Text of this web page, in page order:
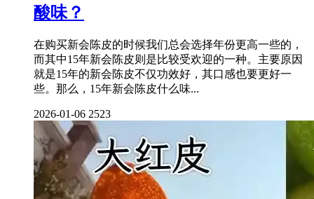
酸味？
在购买新会陈皮的时候我们总会选择年份更高一些的，
而其中15年新会陈皮则是比较受欢迎的一种。主要原因
就是15年的新会陈皮不仅功效好，其口感也要更好一
些。那么，15年新会陈皮什么味...
2026-01-06 2523